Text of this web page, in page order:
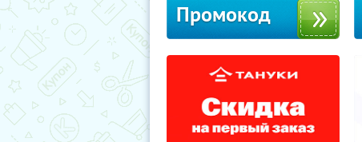
Промокод